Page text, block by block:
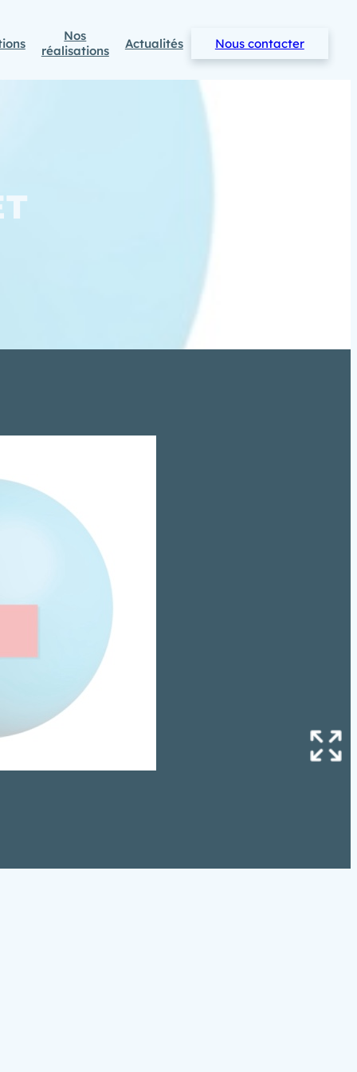
Nos
réalisations
Actualités Nous contacter